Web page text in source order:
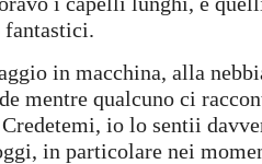
fantastici.
in macchina, alla
mentre qualcuno ci
io lo sentii
in particolare nei